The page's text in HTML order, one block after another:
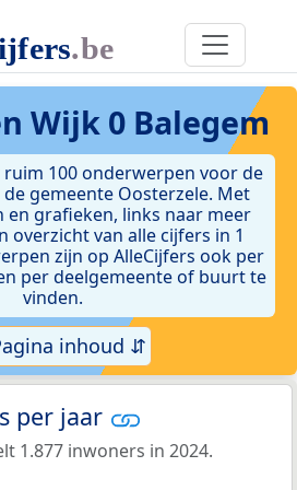
Wijk 0 Balegem
ruim 100 onderwerpen voor de
gemeente Oosterzele. Met
en grafieken, links naar meer
overzicht van alle cijfers in 1
zijn op AlleCijfers ook per
per deelgemeente of buurt te
vinden.
inhoud ⇵
per jaar
1.877 inwoners in 2024.